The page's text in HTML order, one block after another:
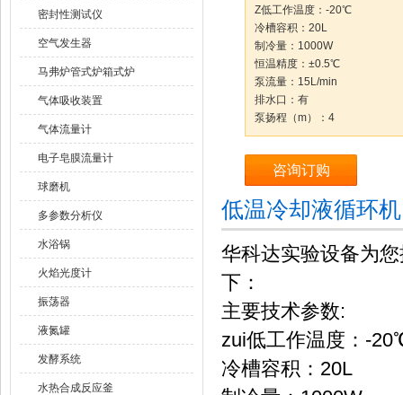
密封性测试仪
空气发生器
马弗炉管式炉箱式炉
气体吸收装置
气体流量计
电子皂膜流量计
球磨机
多参数分析仪
水浴锅
火焰光度计
振荡器
液氮罐
发酵系统
水热合成反应釜
Z低工作温度：-20℃
冷槽容积：20L
制冷量：1000W
恒温精度：±0.5℃
泵流量：15L/min
排水口：有
泵扬程（m）：4
咨询订购
低温冷却液循环
华科达实验设备为
下：
主要技术参数:
zui低工作温度：-
冷槽容积：20L